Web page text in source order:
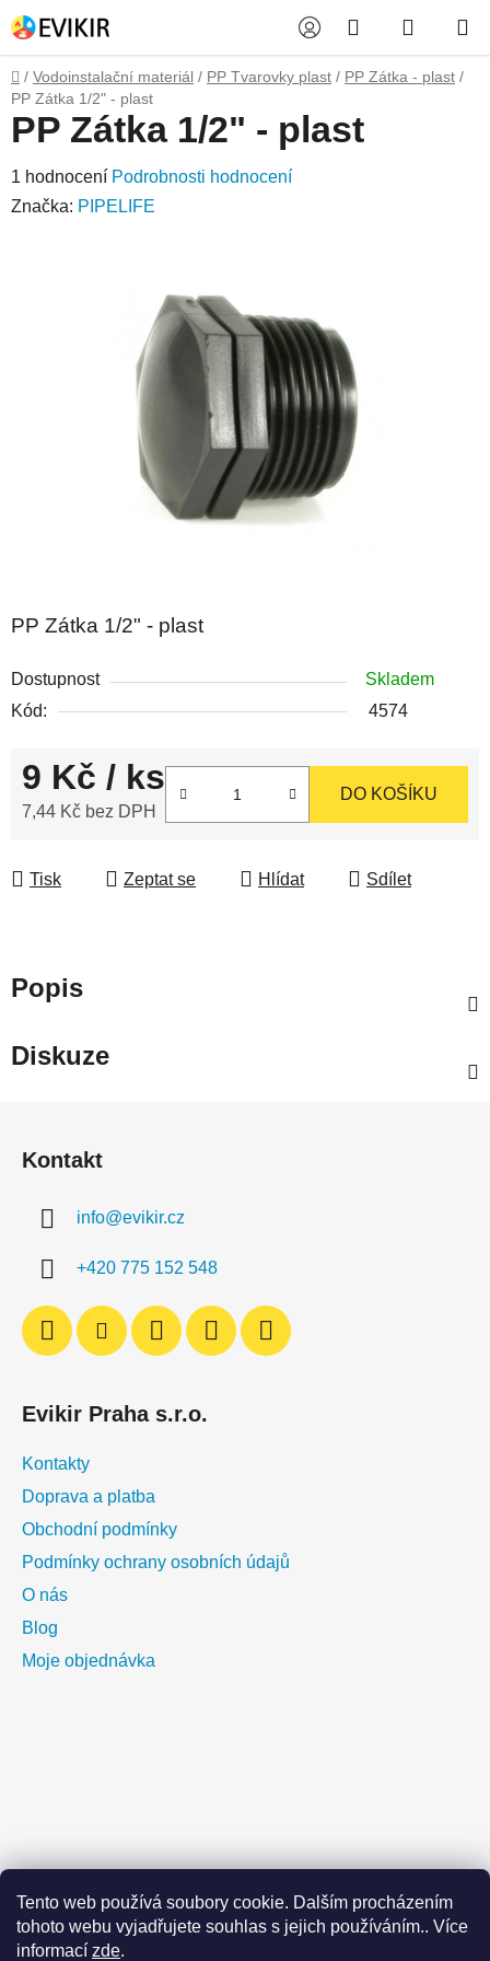
Tento web používá soubory cookie. Dalším procházením
tohoto webu vyjadřujete souhlas s jejich používáním.. Více
informací zde.
na
obsah
Hledat
KOŠÍK
Domů
/ Vodoinstalační materiál / PP Tvarovky plast / PP Zátka - plast /
PP Zátka 1/2" - plast
PP Zátka 1/2" - plast
Dostupnost
Skladem
Kód:
4574
9 Kč / ks
7,44 Kč bez DPH
DO KOŠÍKU
Tisk Zeptat se Hlídat Sdílet
PP Zátka 1/2" - plast
Průměrné
hodnocení
1 hodnocení Podrobnosti hodnocení
Značka: PIPELIFE
Popis
Diskuze
Kontakt
info@evikir.cz
+420 775 152 548
Evikir Praha s.r.o.
Kontakty
Doprava a platba
Obchodní podmínky
Podmínky ochrany osobních údajů
O nás
Blog
Moje objednávka